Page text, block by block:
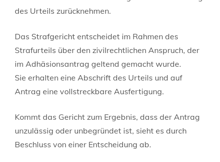
des Urteils zurücknehmen.
Das Strafgericht entscheidet im Rahmen des
Strafurteils über den zivilrechtlichen Anspruch, der
im Adhäsionsantrag geltend gemacht wurde.
Sie erhalten eine Abschrift des Urteils und auf
Antrag eine vollstreckbare Ausfertigung.
Kommt das Gericht zum Ergebnis, dass der Antrag
unzulässig oder unbegründet ist, sieht es durch
Beschluss von einer Entscheidung ab.